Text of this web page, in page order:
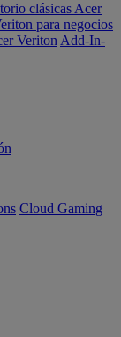
clásicas Acer
para negocios
Veriton Add-In-
Cloud Gaming